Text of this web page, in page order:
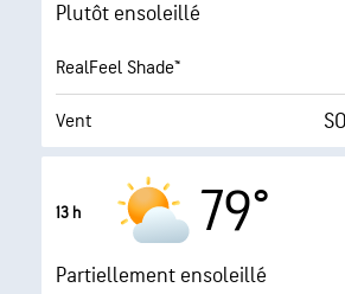
Point de rosée
AccuLumen Brightness
Plutôt ensoleillé
RealFeel Shade™
Vent
Humidité
Point de rosée
13 h 79°
Partiellement ensoleillé